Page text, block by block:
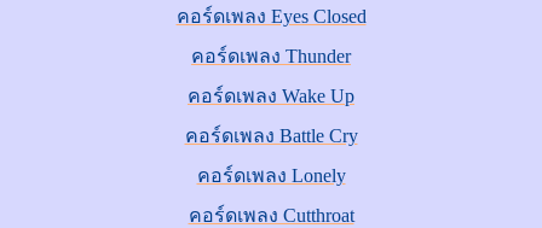
คอร์ดเพลง Eyes Closed
คอร์ดเพลง Thunder
คอร์ดเพลง Wake Up
คอร์ดเพลง Battle Cry
คอร์ดเพลง Lonely
คอร์ดเพลง Cutthroat